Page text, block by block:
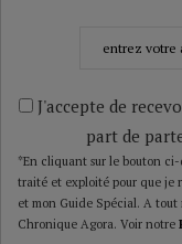
J'accepte de
part de
*En cliquant sur le bouton ci-
traité et exploité pour que je
et mon Guide Spécial. A tout
Chronique Agora. Voir notre